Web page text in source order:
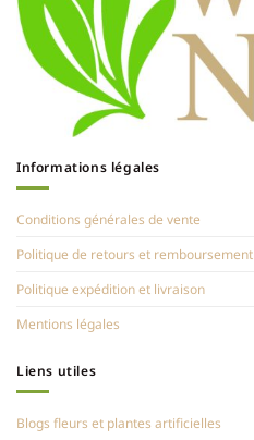
Informations légales
Conditions générales de vente
Politique de retours et remboursement
Politique expédition et livraison
Mentions légales
Liens utiles
Blogs fleurs et plantes artificielles